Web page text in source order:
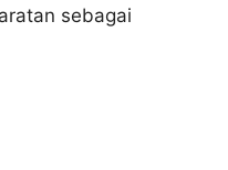
sebagai